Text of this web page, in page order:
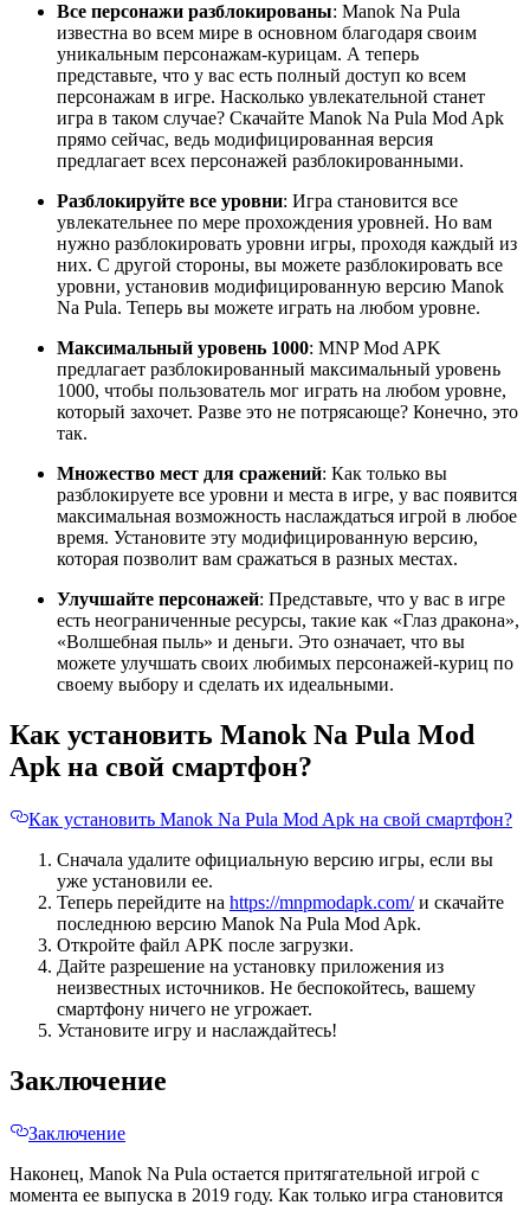
Все персонажи разблокированы: Manok Na Pula
известна во всем мире в основном благодаря своим
уникальным персонажам-курицам. А теперь
представьте, что у вас есть полный доступ ко всем
персонажам в игре. Насколько увлекательной станет
игра в таком случае? Скачайте Manok Na Pula Mod Apk
прямо сейчас, ведь модифицированная версия
предлагает всех персонажей разблокированными.
Разблокируйте все уровни: Игра становится все
увлекательнее по мере прохождения уровней. Но вам
нужно разблокировать уровни игры, проходя каждый из
них. С другой стороны, вы можете разблокировать все
уровни, установив модифицированную версию Manok
Na Pula. Теперь вы можете играть на любом уровне.
Максимальный уровень 1000: MNP Mod APK
предлагает разблокированный максимальный уровень
1000, чтобы пользователь мог играть на любом уровне,
который захочет. Разве это не потрясающе? Конечно, это
так.
Множество мест для сражений: Как только вы
разблокируете все уровни и места в игре, у вас появится
максимальная возможность наслаждаться игрой в любое
время. Установите эту модифицированную версию,
которая позволит вам сражаться в разных местах.
Улучшайте персонажей: Представьте, что у вас в игре
есть неограниченные ресурсы, такие как «Глаз дракона»,
«Волшебная пыль» и деньги. Это означает, что вы
можете улучшать своих любимых персонажей-куриц по
своему выбору и сделать их идеальными.
Как установить Manok Na Pula Mod
Apk на свой смартфон?
Как установить Manok Na Pula Mod Apk на свой смартфон?
Сначала удалите официальную версию игры, если вы
уже установили ее.
Теперь перейдите на https://mnpmodapk.com/и скачайте
последнюю версию Manok Na Pula Mod Apk.
Откройте файл APK после загрузки.
Дайте разрешение на установку приложения из
неизвестных источников. Не беспокойтесь, вашему
смартфону ничего не угрожает.
Установите игру и наслаждайтесь!
Заключение
Заключение
Наконец, Manok Na Pula остается притягательной игрой с
момента ее выпуска в 2019 году. Как только игра становится